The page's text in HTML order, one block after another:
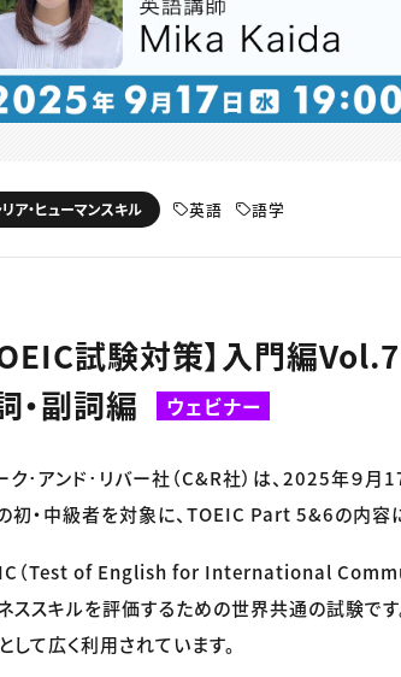
リア・ヒューマンスキル 英語 語学
試験対策】入門編
・副詞編
ウェビナー
ク･アンド･リバー社（C&R社）は、2025年９
初・中級者を対象に、TOEIC Part 5&6の内容
（Test of English for International
ススキルを評価するための世界共通の試験で
して広く利用されています。